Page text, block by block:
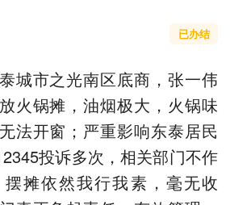
已办结
城市之光南区底商，张一伟
火锅摊，油烟极大，火锅味
法开窗；严重影响东泰居民
投诉多次，相关部门不作
摊依然我行我素，毫无收